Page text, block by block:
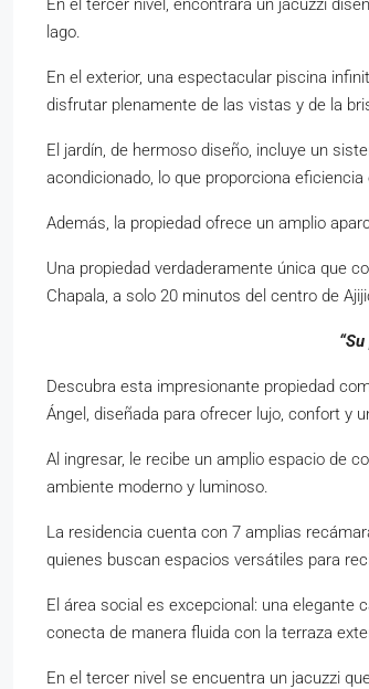
En el tercer nivel, encontrará un jacuzzi
lago.
En el exterior, una espectacular piscina
disfrutar plenamente de las vistas y de la
El jardín, de hermoso diseño, incluye un
acondicionado, lo que proporciona
Además, la propiedad ofrece un amplio
Una propiedad verdaderamente única que
Chapala, a solo 20 minutos del centro de
Descubra esta impresionante propiedad
Ángel, diseñada para ofrecer lujo, confort y
Al ingresar, le recibe un amplio espacio de
ambiente moderno y luminoso.
La residencia cuenta con 7 amplias
quienes buscan espacios versátiles para
El área social es excepcional: una
conecta de manera fluida con la terraza
En el tercer nivel se encuentra un jacuzzi